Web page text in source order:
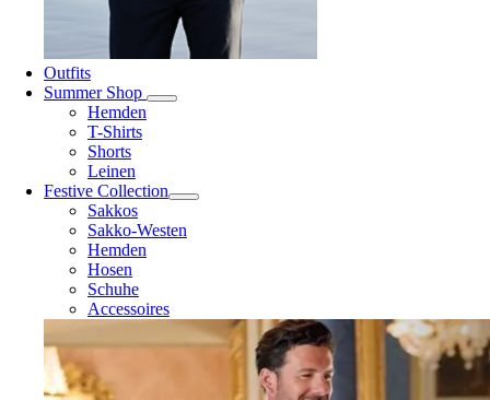
Outfits
Summer Shop
Hemden
T-Shirts
Shorts
Leinen
Festive Collection
Sakkos
Sakko-Westen
Hemden
Hosen
Schuhe
Accessoires